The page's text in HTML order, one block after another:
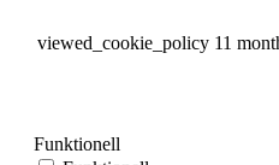
viewed_cookie_policy 11
Funktionell